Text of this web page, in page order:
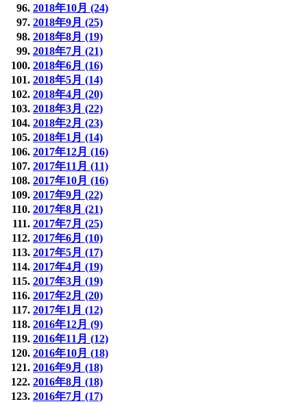
2018年10月 (24)
2018年9月 (25)
2018年8月 (19)
2018年7月 (21)
2018年6月 (16)
2018年5月 (14)
2018年4月 (20)
2018年3月 (22)
2018年2月 (23)
2018年1月 (14)
2017年12月 (16)
2017年11月 (11)
2017年10月 (16)
2017年9月 (22)
2017年8月 (21)
2017年7月 (25)
2017年6月 (10)
2017年5月 (17)
2017年4月 (19)
2017年3月 (19)
2017年2月 (20)
2017年1月 (12)
2016年12月 (9)
2016年11月 (12)
2016年10月 (18)
2016年9月 (18)
2016年8月 (18)
2016年7月 (17)